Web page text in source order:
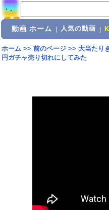
動画 ホーム 人気の動画
ホーム>> 前のページ>> 大当たり
円ガチャ売り切れにしてみた